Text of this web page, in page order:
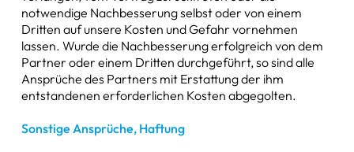
notwendige Nachbesserung selbst oder von einem
Dritten auf unsere Kosten und Gefahr vornehmen
lassen. Wurde die Nachbesserung erfolgreich von dem
Partner oder einem Dritten durchgeführt, so sind alle
Ansprüche des Partners mit Erstattung der ihm
entstandenen erforderlichen Kosten abgegolten.
Sonstige Ansprüche, Haftung